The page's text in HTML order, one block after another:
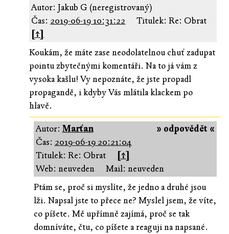
Autor: Jakub G (neregistrovaný)
Čas: 2019-06-19 10:31:22
Titulek: Re: Obrat
[↑]
Koukám, že máte zase neodolatelnou chuť zadupat
pointu zbytečnými komentáři. Na to já vám z
vysoka kašlu! Vy nepoznáte, že jste propadl
propagandě, i kdyby Vás mlátila klackem po
hlavě.
» odpovědět «
Autor: Marťan
Čas: 2019-06-19 20:21:04
Titulek: Re: Obrat
[↑]
Web: neuveden
Mail: neuveden
Ptám se, proč si myslíte, že jedno a druhé jsou
lži. Napsal jste to přece ne? Myslel jsem, že víte,
co píšete. Mě upřímně zajímá, proč se tak
domníváte, čtu, co píšete a reaguji na napsané.